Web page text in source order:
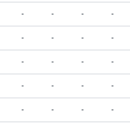
- - - -
- - - -
- - - -
- - - -
- - - -